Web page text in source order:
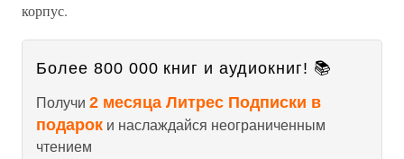
корпус.
Более 800 000 книг и аудиокниг! 📚
Получи 2 месяца Литрес Подписки в
подарок и наслаждайся неограниченным
чтением